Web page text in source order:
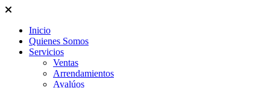
Inicio
Quienes Somos
Servicios
Ventas
Arrendamientos
Avalúos